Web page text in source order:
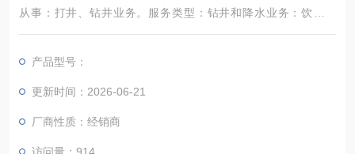
从事：打井、钻井业务。服务类型：钻井和降水业务：饮用水
井、农田井、工厂用水井、机械冷却用水井、工程降水井、大型
类深井和降水业务。 现面向安徽各地区提供降水、打井、钻井、
洗井、修井捞泵等业务
产品型号：
更新时间：2026-06-21
厂商性质：经销商